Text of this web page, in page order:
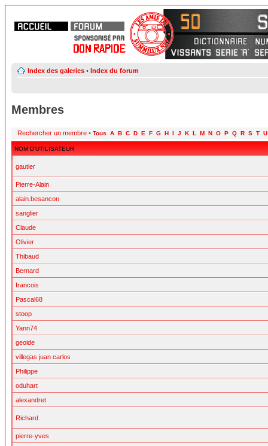
Index des galeries • Index du forum
Membres
Rechercher un membre • Tous A B C D E F G H I J K L M N O P Q R S T U
NOM D’UTILISATEUR
gautier
Pierre-Alain
alain.besancon
sanglier
Claude
Olivier
Thibaud
Bernard
francois
Pascal68
stoop
Yann74
geoide
villegas juan carlos
Philippe
oduhart
alexandret
Richard
pierre-yves